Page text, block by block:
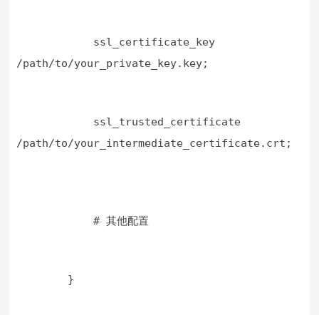
/path/to/your_private_key.key;
/path/to/your_intermediate_certificate.crt;
            # 其他配置
        }